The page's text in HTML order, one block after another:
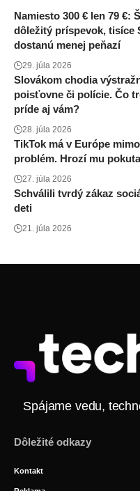
Namiesto 300 € len 79 €:
dôležitý príspevok, tisíce
dostanú menej peňazí
29. júla 2026
Slovákom chodia
poisťovne či polície. Čo
príde aj vám?
28. júla 2026
TikTok má v Európe
problém. Hrozí mu
27. júla 2026
Schválili tvrdý zákaz
deti
21. júla 2026
Spájame vedu,
Dôležité odkazy
Kontakt